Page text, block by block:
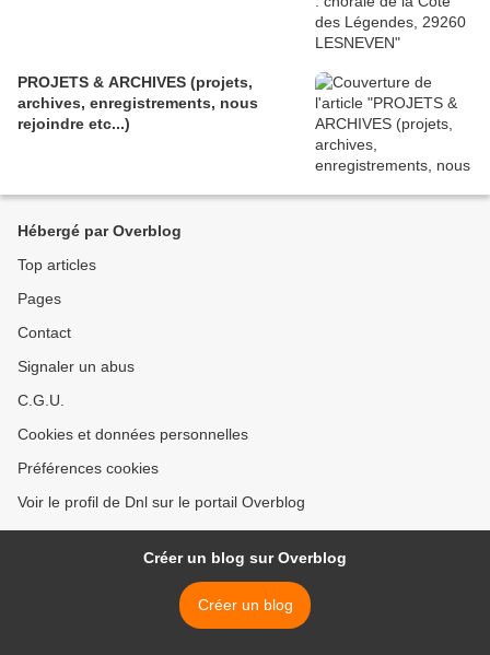
PROJETS & ARCHIVES (projets,
archives, enregistrements, nous
rejoindre etc...)
Hébergé par Overblog
Top articles
Pages
Contact
Signaler un abus
C.G.U.
Cookies et données personnelles
Préférences cookies
Voir le profil de Dnl sur le portail Overblog
Créer un blog sur Overblog
Créer un blog